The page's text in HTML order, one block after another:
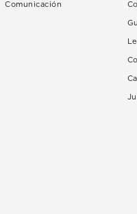
Comunicación